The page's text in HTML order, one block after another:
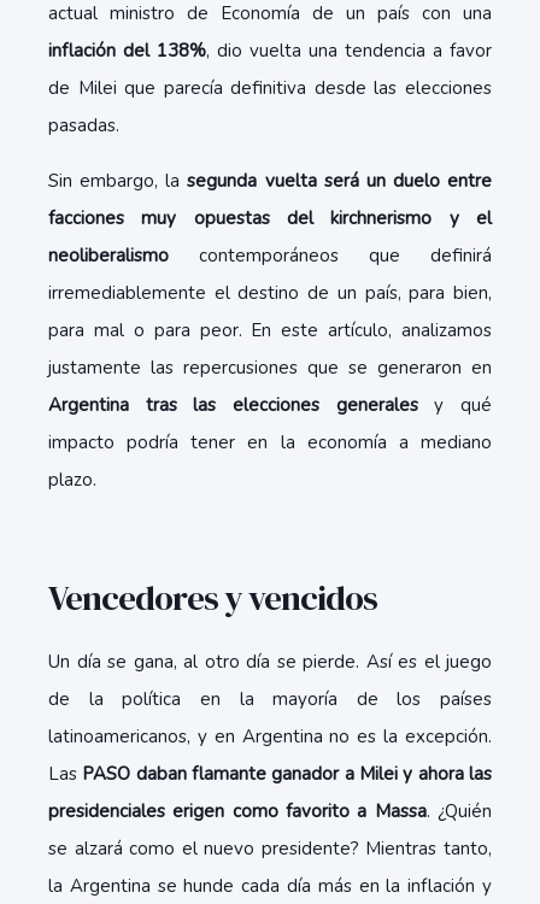
actual ministro de Economía de un país con una
inflación del 138%, dio vuelta una tendencia a favor
de Milei que parecía definitiva desde las elecciones
pasadas.
Sin embargo, lasegunda vuelta será un duelo entre
facciones muy opuestas del kirchnerismo y el
neoliberalismo contemporáneos que definirá
irremediablemente el destino de un país, para bien,
para mal o para peor. En este artículo, analizamos
justamente las repercusiones que se generaron en
Argentina tras las elecciones generalesy qué
impacto podría tener en la economía a mediano
plazo.
Vencedores y vencidos
Un día se gana, al otro día se pierde. Así es el juego
de la política en la mayoría de los países
latinoamericanos, y en Argentina no es la excepción.
Las PASO daban flamante ganador a Milei y ahora las
presidenciales erigen como favorito a Massa. ¿Quién
se alzará como el nuevo presidente? Mientras tanto,
la Argentina se hunde cada día más en la inflación y